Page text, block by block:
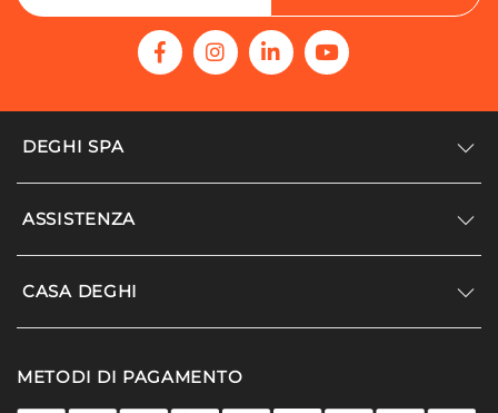
DEGHI SPA
Accedi/Registrati
Modello organizzativo e codice etico
Promozioni
ASSISTENZA
Supporto
Agevolazioni fiscali
CASA DEGHI
I nostri luoghi
METODI DI PAGAMENTO